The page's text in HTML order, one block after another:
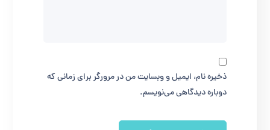
ذخیره نام، ایمیل و وبسایت من در مرورگر برای زمانی که
دوباره دیدگاهی می‌نویسم.